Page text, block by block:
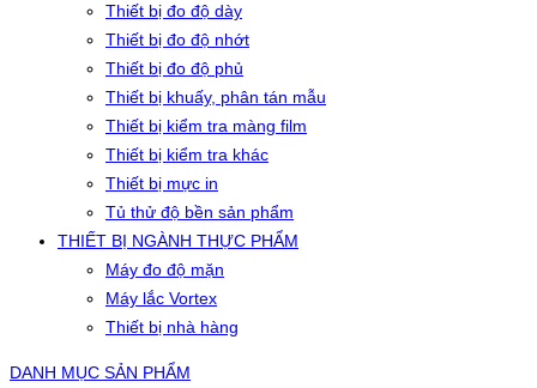
Thiết bị đo độ dày
Thiết bị đo độ nhớt
Thiết bị đo độ phủ
Thiết bị khuấy, phân tán mẫu
Thiết bị kiểm tra màng film
Thiết bị kiểm tra khác
Thiết bị mực in
Tủ thử độ bền sản phẩm
THIẾT BỊ NGÀNH THỰC PHẨM
Máy đo độ mặn
Máy lắc Vortex
Thiết bị nhà hàng
DANH MỤC SẢN PHẨM